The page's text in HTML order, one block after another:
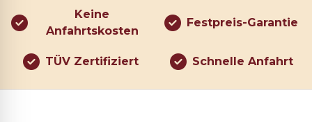
Keine
Anfahrtskosten
Festpreis-Garantie
TÜV Zertifiziert Schnelle Anfahrt